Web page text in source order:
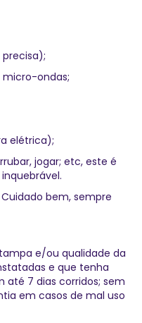
micro-ondas;
elétrica);
jogar; etc, este é
bem, sempre
e/ou qualidade da
e que tenha
7 dias corridos; sem
em casos de mal uso